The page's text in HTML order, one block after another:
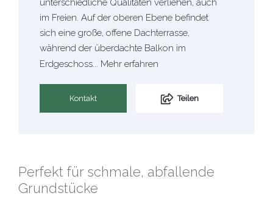
unterschiedliche Qualitäten verliehen, auch
im Freien. Auf der oberen Ebene befindet
sich eine große, offene Dachterrasse,
während der überdachte Balkon im
Erdgeschoss... Mehr erfahren
Kontakt Teilen
Perfekt für schmale, abfallende
Grundstücke